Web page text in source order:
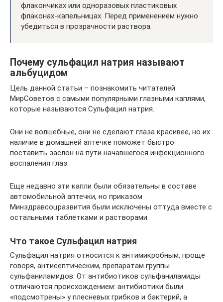
флакончиках или одноразовых пластиковых
флаконах-капельницах. Перед применением нужно
убедиться в прозрачности раствора.
Почему сульфацил натрия называют
альбуцидом
Цель данной статьи – познакомить читателей
МирСоветов с самыми популярными глазными каплями,
которые называются Сульфацил натрия.
Они не волшебные, они не сделают глаза красивее, но их
наличие в домашней аптечке поможет быстро
поставить заслон на пути начавшегося инфекционного
воспаления глаз.
Еще недавно эти капли были обязательны в составе
автомобильной аптечки, но приказом
Минздравсоцразвития были исключены оттуда вместе с
остальными таблетками и растворами.
Что такое Сульфацил натрия
Сульфацил натрия относится к антимикробным, проще
говоря, антисептическим, препаратам группы
сульфаниламидов. От антибиотиков сульфаниламиды
отличаются происхождением: антибиотики были
«подсмотрены» у плесневых грибков и бактерий, а